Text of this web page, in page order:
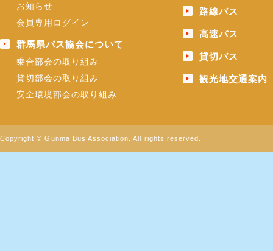
お知らせ
会員専用ログイン
群馬県バス協会について
乗合部会の取り組み
貸切部会の取り組み
安全環境部会の取り組み
路線バス
高速バス
貸切バス
観光地交通案内
Copyright © Gunma Bus Association. All rights reserved.